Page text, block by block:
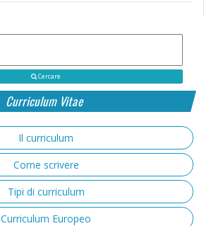
Cercare
Curriculum Vitae
Il curriculum
Come scrivere
Tipi di curriculum
Curriculum Europeo